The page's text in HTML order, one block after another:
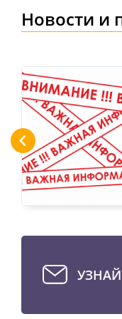
Новости и